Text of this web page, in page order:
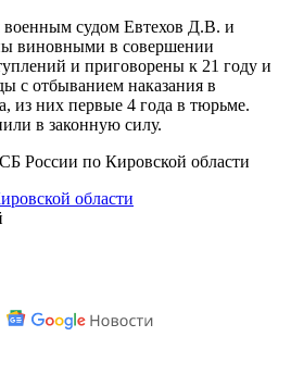
судом Евтехов Д.В. и
виновными в совершении
и приговорены к 21 году и
с отбыванием наказания в
из них первые 4 года в тюрьме.
в законную силу.
России по Кировской области
области